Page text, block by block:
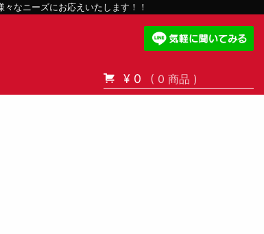
なニーズにお応えいたします！！
¥ 0 ( 0 商品 )